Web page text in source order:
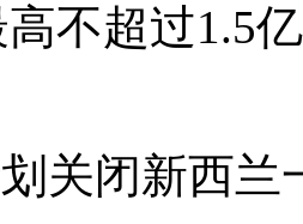
不超过1.5
关闭新西兰